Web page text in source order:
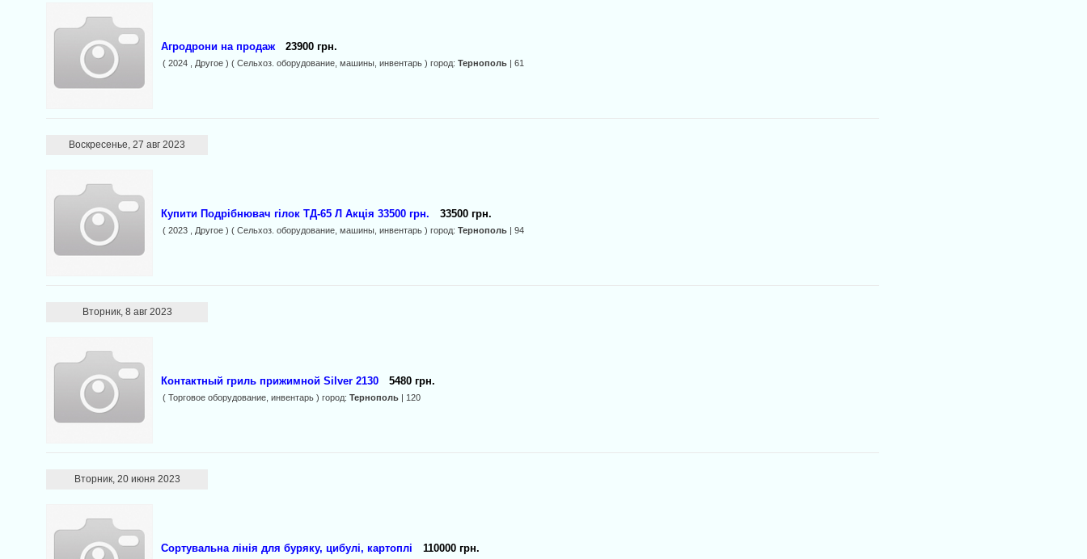
Агродрони на продаж 23900 грн.
( 2024 , Другое ) ( Сельхоз. оборудование, машины, инвентарь ) город:Тернополь | 61
Воскресенье, 27 авг 2023
Купити Подрібнювач гілок ТД-65 Л Акція 33500 грн. 33500 грн.
( 2023 , Другое ) ( Сельхоз. оборудование, машины, инвентарь ) город:Тернополь | 94
Вторник, 8 авг 2023
Контактный гриль прижимной Silver 2130 5480 грн.
( Торговое оборудование, инвентарь ) город:Тернополь | 120
Вторник, 20 июня 2023
Сортувальна лінія для буряку, цибулі, картоплі 110000 грн.